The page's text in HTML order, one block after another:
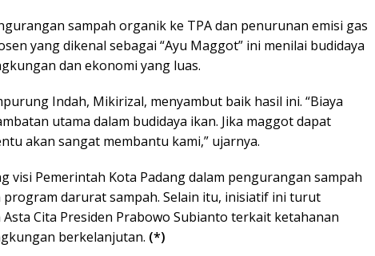
sampah organik ke TPA dan penurunan emisi gas
yang dikenal sebagai “Ayu Maggot” ini menilai budidaya
dan ekonomi yang luas.
Indah, Mikirizal, menyambut baik hasil ini. “Biaya
utama dalam budidaya ikan. Jika maggot dapat
akan sangat membantu kami,” ujarnya.
visi Pemerintah Kota Padang dalam pengurangan sampah
darurat sampah. Selain itu, inisiatif ini turut
Cita Presiden Prabowo Subianto terkait ketahanan
berkelanjutan. (*)